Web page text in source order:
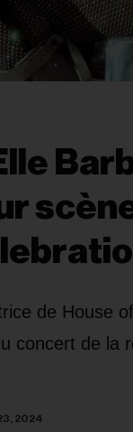
de House
concert de la
2024